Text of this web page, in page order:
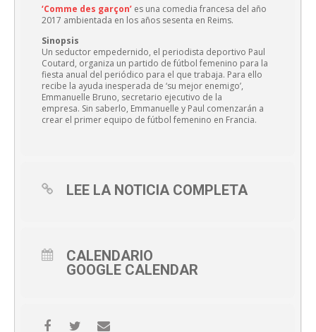
‘Comme des garçon’ es una comedia francesa del año
2017 ambientada en los años sesenta en Reims.
Sinopsis
Un seductor empedernido, el periodista deportivo Paul
Coutard, organiza un partido de fútbol femenino para la
fiesta anual del periódico para el que trabaja. Para ello
recibe la ayuda inesperada de ‘su mejor enemigo’,
Emmanuelle Bruno, secretario ejecutivo de la
empresa. Sin saberlo, Emmanuelle y Paul comenzarán a
crear el primer equipo de fútbol femenino en Francia.
LEE LA NOTICIA COMPLETA
CALENDARIO
GOOGLE CALENDAR